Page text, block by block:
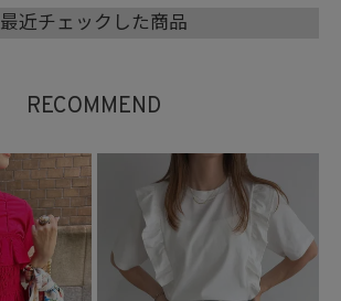
最近チェックした商品
RECOMMEND